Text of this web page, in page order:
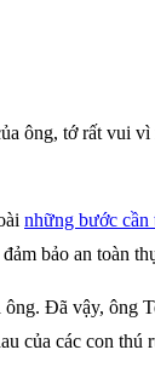
ông, tớ rất vui vì
những bước
bảo an
Đã vậy,
của các con thú